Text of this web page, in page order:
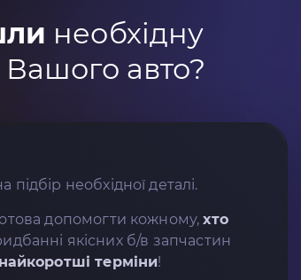
необхідну
авто?
підбір необхідної деталі.
допомогти кожному,хто
якісних б/в запчастин
терміни!